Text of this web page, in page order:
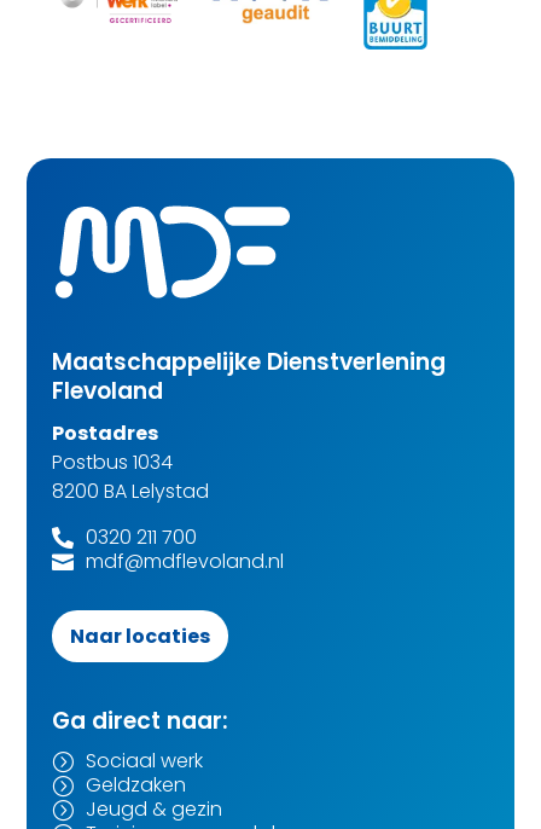
Maatschappelijke Dienstverlening
Flevoland
Postadres
Postbus 1034
8200 BA Lelystad
 0320 211 700
 mdf@mdflevoland.nl
Naar locaties
Ga direct naar:
= Sociaal werk
= Geldzaken
= Jeugd & gezin